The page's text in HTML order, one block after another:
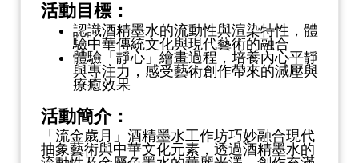
活動目標：
認識酒精墨水的流動性與渲染特性，體
驗中華傳統文化與現代藝術的融合
體驗「靜心」繪畫過程，培養內心平靜
與專注力，感受藝術創作帶來的減壓與
療癒效果
活動簡介：
「流金歲月」酒精墨水工作坊巧妙融合現代
抽象藝術與中華文化元素，透過酒精墨水的